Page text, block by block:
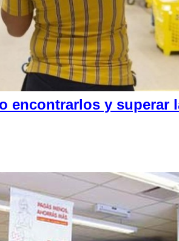
encontrarlos y superar